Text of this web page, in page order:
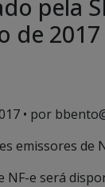
pela
de 2017
• por
emissores de
NF-e será